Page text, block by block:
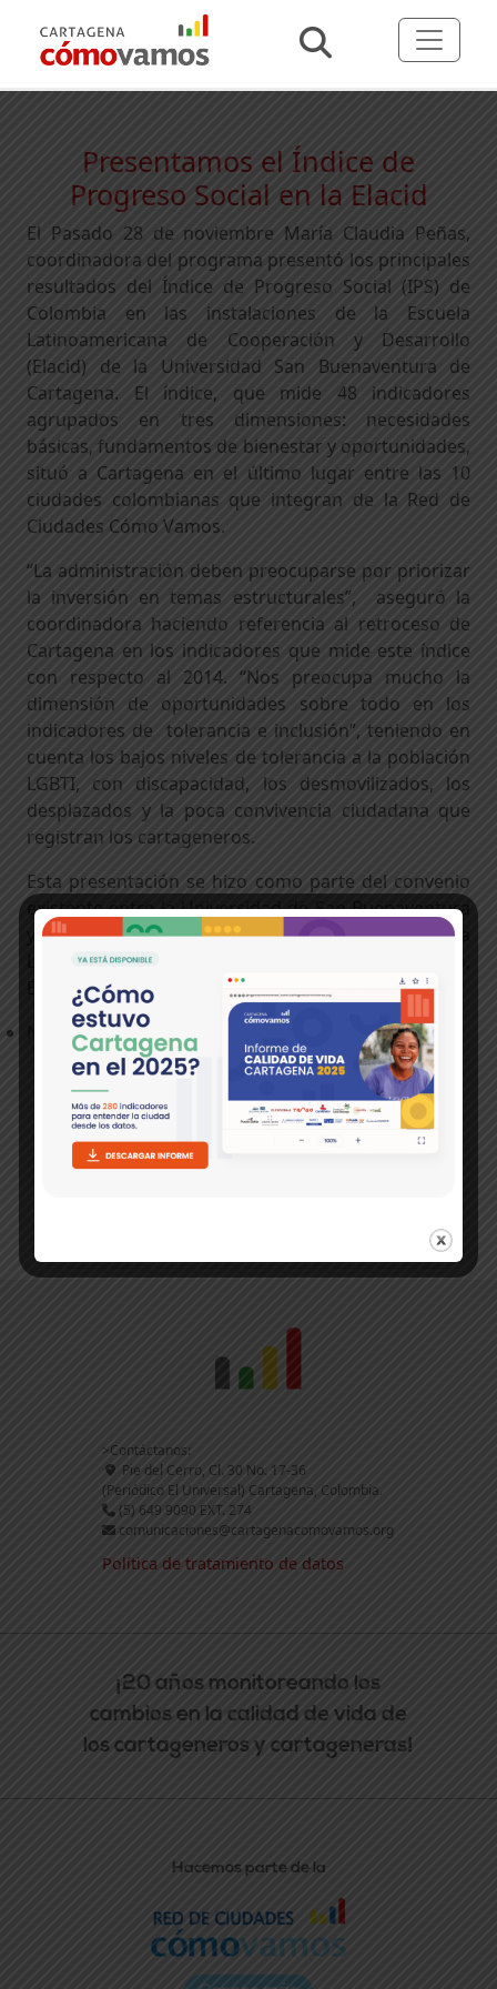
Presentamos el Índice de
Progreso Social en la Elacid
El Pasado 28 de noviembre María Claudia Peñas,
coordinadora del programa presentó los principales
resultados del Índice de Progreso Social (IPS) de
Colombia en las instalaciones de la Escuela
Latinoamericana de Cooperación y Desarrollo
(Elacid) de la Universidad San Buenaventura de
Cartagena. El índice, que mide 48 indicadores
agrupados en tres dimensiones: necesidades
básicas, fundamentos de bienestar y oportunidades,
situó a Cartagena en el último lugar entre las 10
ciudades colombianas que integran de la Red de
Ciudades Cómo Vamos.
“La administración deben preocuparse por priorizar
la inversión en temas estructurales”, aseguró la
coordinadora haciendo referencia al retroceso de
Cartagena en los indicadores que mide este índice
con respecto al 2014. “Nos preocupa mucho la
dimensión de oportunidades sobre todo en los
indicadores de tolerancia e inclusión”, teniendo en
cuenta los bajos niveles de tolerancia a la población
LGBTI, con discapacidad, los desmovilizados, los
desplazados y la poca convivencia ciudadana que
registran los cartageneros.
Esta presentación se hizo como parte del convenio
existente entre la Universidad de San Buenaventura
y Cartagena Cómo Vamos, a través de la Escuela
Latinoamericana de Cooperación y Desarrollo,
Elacid.
Noticia
NUESTROS SOCIOS Y ALIADOS
>Contáctanos:
Pie del Cerro, Cl. 30 No. 17-36
(Periódico El Universal) Cartagena, Colombia.
(5) 649 9090 EXT. 274
comunicaciones@cartagenacomovamos.org
Política de tratamiento de datos
¡20 años monitoreando los
cambios en la calidad de vida de
los cartageneros y cartageneras!
Hacemos parte de la